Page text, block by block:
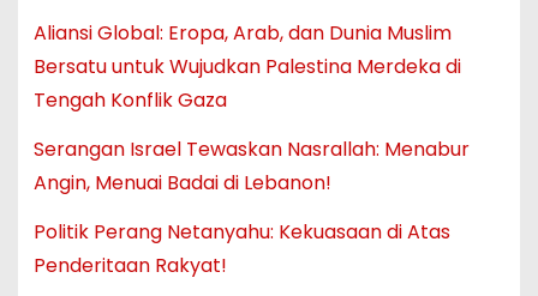
Aliansi Global: Eropa, Arab, dan Dunia Muslim
Bersatu untuk Wujudkan Palestina Merdeka di
Tengah Konflik Gaza
Serangan Israel Tewaskan Nasrallah: Menabur
Angin, Menuai Badai di Lebanon!
Politik Perang Netanyahu: Kekuasaan di Atas
Penderitaan Rakyat!